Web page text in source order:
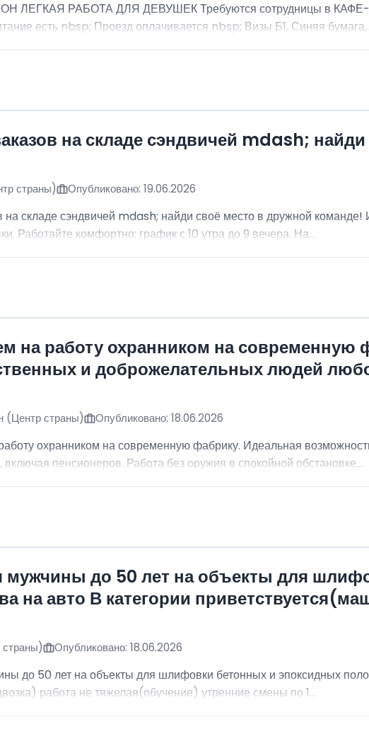
РАБОТА ДЛЯ ДЕВУШЕК Требуются сотрудницы в КАФЕ-
есть nbsp; Проезд оплачивается nbsp; Визы Б1, Синяя
на складе сэндвичей mdash;
страны) Опубликовано: 19.06.2026
на складе сэндвичей mdash; найди своё место в дружной
Работайте комфортно: график с 10 утра до 9 вечера. На...
на работу охранником на современную
и доброжелательных людей
(Центр страны) Опубликовано: 18.06.2026
охранником на современную фабрику. Идеальная
включая пенсионеров. Работа без оружия в спокойной обстановке....
мужчины до 50 лет на объекты для
на авто В категории
Опубликовано: 18.06.2026
до 50 лет на объекты для шлифовки бетонных и эпоксидных
работа не тяжелая(обучение) утренние смены по 1...